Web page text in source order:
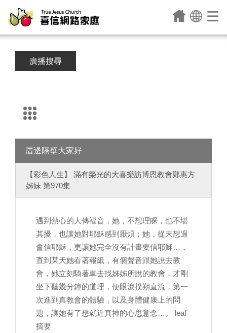
廣播搜尋
厝邊隔壁大家好
【彩色人生】 滿有榮光的大喜樂訪博恩教會鄭惠方
姊妹 第970集
遇到熱心的人傳福音，她，不想理睬，也不堪
其擾，也讓她對耶穌感到厭煩；她，從未想過
會信耶穌，更讓她完全沒有計畫要信耶穌…，
直到某天她看著報紙，有個聲音跟她說去教
會，她立刻騎著車去找姊姊所說的教會，才剛
坐下聽幾分鐘的道理，便眼淚撲朔直流，第一
次進到真教會的體驗，以及身體健康上的問
題，讓她有了想就近真神的心思意念…。 leaf
摘要